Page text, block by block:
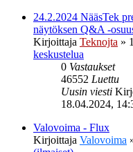
24.2.2024 NääsTek
näytöksen Q&A -
Kirjoittaja Teknojta »
keskustelua
0 Vastaukset
46552 Luettu
Uusin viesti
18.04.2024,
Valovoima - Flux
Kirjoittaja Valovoima